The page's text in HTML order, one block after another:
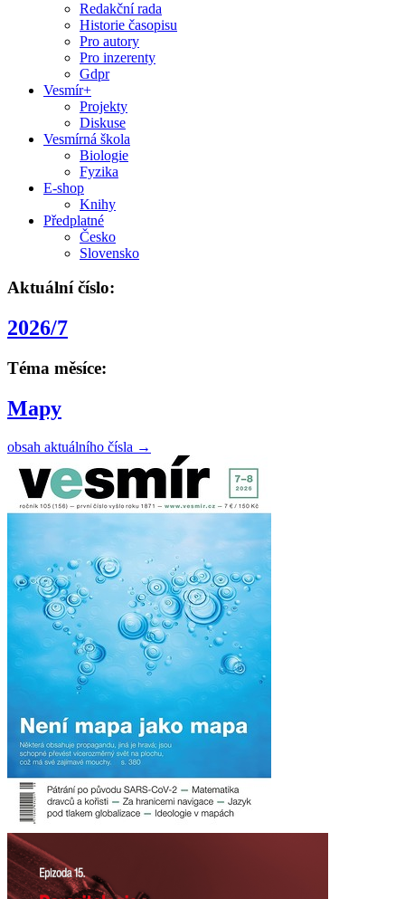
Redakční rada
Historie časopisu
Pro autory
Pro inzerenty
Gdpr
Vesmír+
Projekty
Diskuse
Vesmírná škola
Biologie
Fyzika
E-shop
Knihy
Předplatné
Česko
Slovensko
Aktuální číslo:
2026/7
Téma měsíce:
Mapy
obsah aktuálního čísla →